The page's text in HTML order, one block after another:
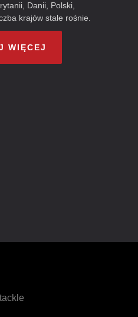
Danii, Polski,
krajów stale rośnie.
WIĘCEJ